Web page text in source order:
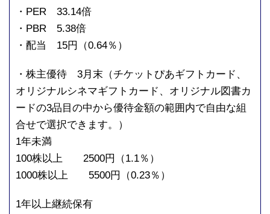
・PER 33.14倍
・PBR 5.38倍
・配当 15円（0.64％）
・株主優待 3月末（チケットぴあギフトカード、
オリジナルシネマギフトカード、オリジナル図書カ
ードの3品目の中から優待金額の範囲内で自由な組
合せで選択できます。）
1年未満
100株以上 2500円（1.1％）
1000株以上 5500円（0.23％）
1年以上継続保有